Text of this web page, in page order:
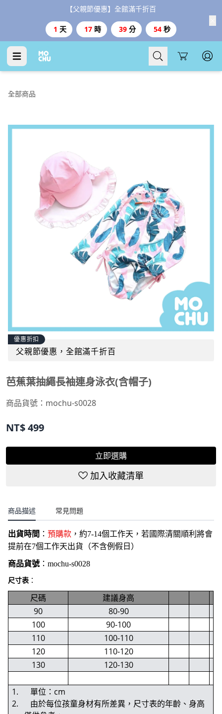
【父親節優惠】全館滿千折百
1 天 17 時 39 分 53 秒
Cart
全部商品
優惠折扣
父親節優惠，全館滿千折百
芭蕉葉抽繩長袖連身泳衣(含帽子)
商品貨號： mochu-s0028
NT$499
立即選購
加入收藏清單
商品描述 常見問題
出貨時間 ： 預購款 ，約7-14個工作天，若國際清關順利將會
提前在7個工作天出貨（不含例假日）
商品貨號： mochu-s0028
尺寸表 ：
尺碼
建議身高
90
80-90
100
90-100
110
100-110
120
110-120
130
120-130
1. 單位：cm
2. 由於每位孩童身材有所差異，尺寸表的年齡、身高